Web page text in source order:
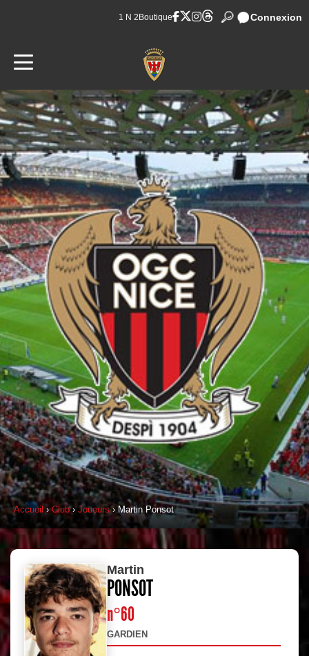
1 N 2 Boutique Connexion
Accueil›Club›Joueurs› Martin Ponsot
Martin
PONSOT
n°60
GARDIEN